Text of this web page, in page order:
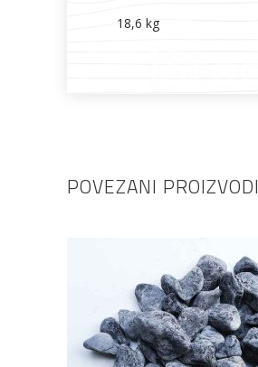
18,6 kg
POVEZANI PROIZVODI